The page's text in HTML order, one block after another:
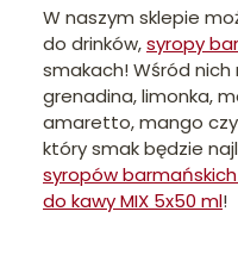
W naszym sklepie
do drinków,syropy
smakach! Wśród nich
grenadina, limonka,
amaretto, mango czy
który smak będzie
syropów barmańskich
do kawy MIX 5x50 ml!